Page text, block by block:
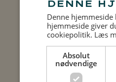
lyst til at høre mere om
du altid velkommen til at
uforpligtende snak om
Kontakt Daniel
DENNE
Denne
hjemmeside giver
cookiepolitik. Læs
Absolut
nødvendige